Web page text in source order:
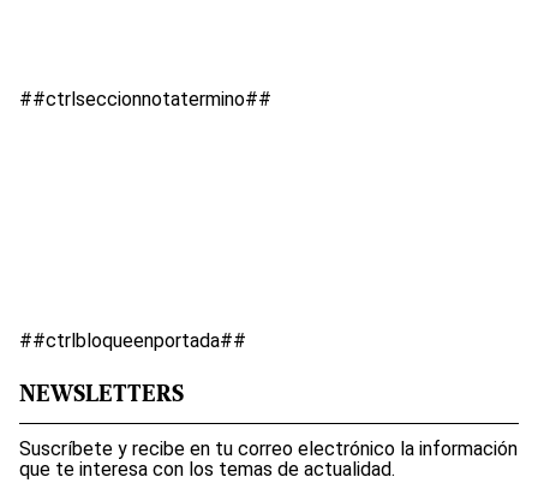
##ctrlseccionnotatermino##
##ctrlbloqueenportada##
NEWSLETTERS
Suscríbete y recibe en tu correo electrónico la información
que te interesa con los temas de actualidad.